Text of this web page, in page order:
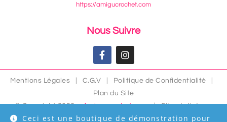
Ceci est une boutique de démonstration pour
https://amigucrochet.com
Nous Suivre
Mentions Légales C.G.V Politique de Confidentialité
Plan du Site
© Copyright 2026 –Amigucrochet.com| Site réalisé par
Creermonsite-wp.com